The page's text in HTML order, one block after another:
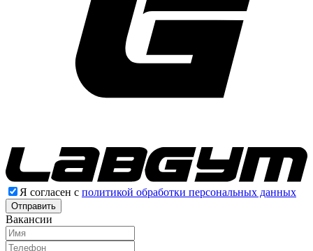
Я согласен с политикой обработки персональных данных
Отправить
Вакансии